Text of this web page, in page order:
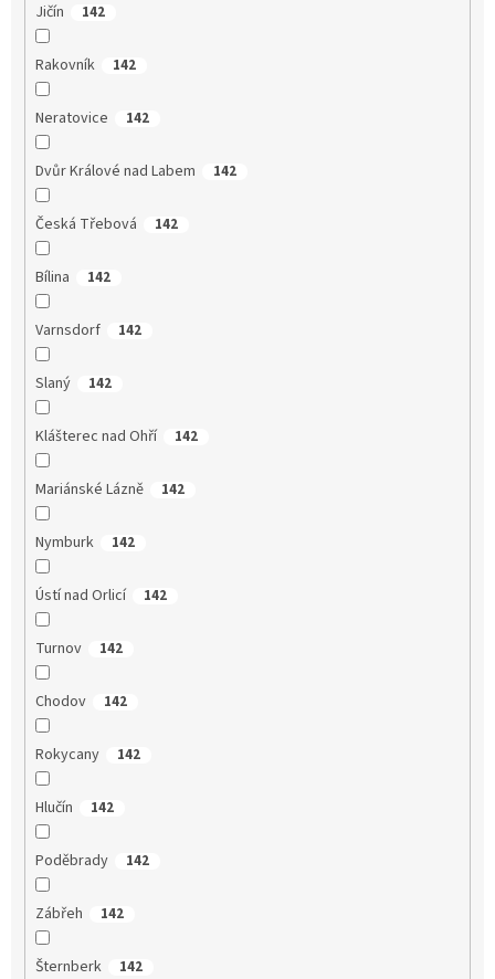
Jičín 142
Rakovník 142
Neratovice 142
Dvůr Králové nad Labem 142
Česká Třebová 142
Bílina 142
Varnsdorf 142
Slaný 142
Klášterec nad Ohří 142
Mariánské Lázně 142
Nymburk 142
Ústí nad Orlicí 142
Turnov 142
Chodov 142
Rokycany 142
Hlučín 142
Poděbrady 142
Zábřeh 142
Šternberk 142